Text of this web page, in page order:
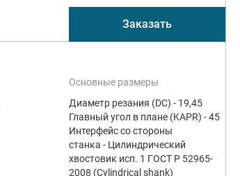
Заказать
Основные размеры
Диаметр резания (DC) - 19,45
Главный угол в плане (KAPR) - 45
Интерфейс со стороны
станка - Цилиндрический
хвостовик исп. 1 ГОСТ Р 52965-
2008 (Cylindrical shank)